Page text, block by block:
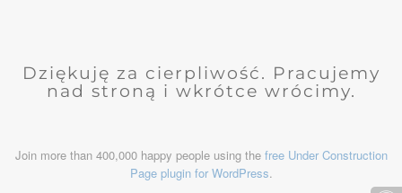
Dziękuję za cierpliwość. Pracujemy
nad stroną i wkrótce wrócimy.
Join more than 400,000 happy people using the free Under Construction
Page plugin for WordPress.